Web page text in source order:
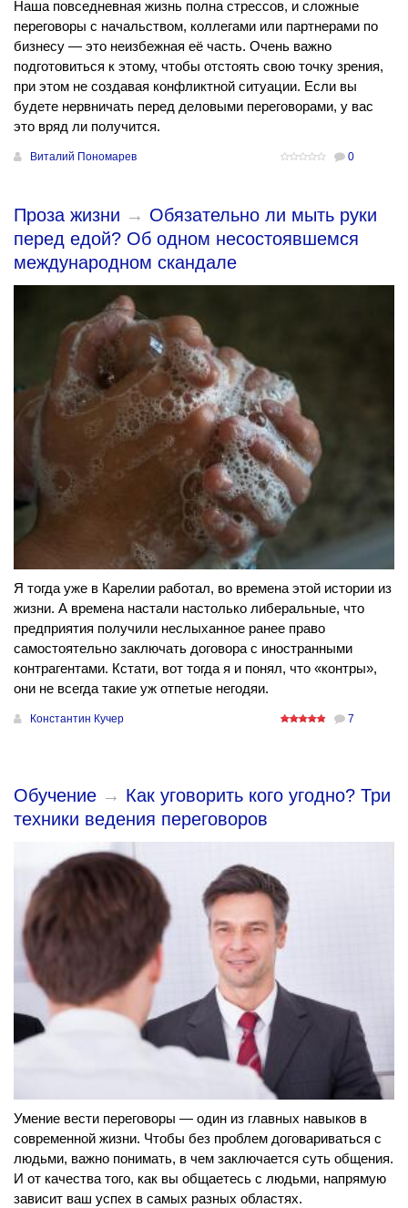
Наша повседневная жизнь полна стрессов, и сложные
переговоры с начальством, коллегами или партнерами по
бизнесу — это неизбежная её часть. Очень важно
подготовиться к этому, чтобы отстоять свою точку зрения,
при этом не создавая конфликтной ситуации. Если вы
будете нервничать перед деловыми переговорами, у вас
это вряд ли получится.
Виталий Пономарев 0
Проза жизни → Обязательно ли мыть руки
перед едой? Об одном несостоявшемся
международном скандале
Я тогда уже в Карелии работал, во времена этой истории из
жизни. А времена настали настолько либеральные, что
предприятия получили неслыханное ранее право
самостоятельно заключать договора с иностранными
контрагентами. Кстати, вот тогда я и понял, что «контры»,
они не всегда такие уж отпетые негодяи.
Константин Кучер 7
Обучение → Как уговорить кого угодно? Три
техники ведения переговоров
Умение вести переговоры — один из главных навыков в
современной жизни. Чтобы без проблем договариваться с
людьми, важно понимать, в чем заключается суть общения.
И от качества того, как вы общаетесь с людьми, напрямую
зависит ваш успех в самых разных областях.